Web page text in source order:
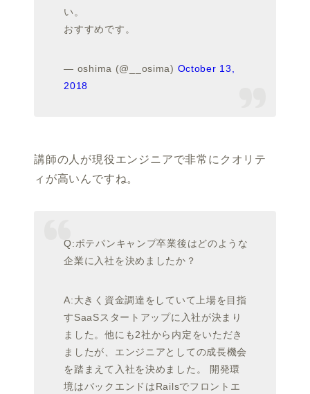
い。
おすすめです。
— oshima (@__osima) October 13,
2018
講師の人が現役エンジニアで非常にクオリテ
ィが高いんですね。
Q:ポテパンキャンプ卒業後はどのような
企業に入社を決めましたか？
A:大きく資金調達をしていて上場を目指
すSaaSスタートアップに入社が決まり
ました。他にも2社から内定をいただき
ましたが、エンジニアとしての成長機会
を踏まえて入社を決めました。 開発環
境はバックエンドはRailsでフロントエ